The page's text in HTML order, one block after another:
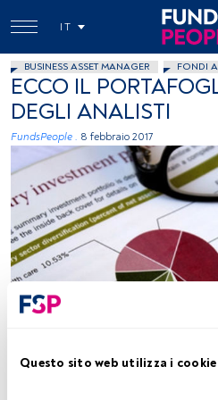
Questo sito web utilizza i cookie
IT
BUSINESS ASSET MANAGER FONDI
ECCO IL
DEGLI ANALISTI
FundsPeople . 8 febbraio 2017
Flickr, Creative Commons, SalFalko
Tempo di lettura:2 min.